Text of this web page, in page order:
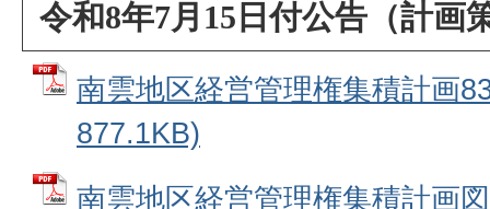
令和8年7月15日付公告（計画
南雲地区経営管理権集積計画
877.1KB)
南雲地区経営管理権集積計画